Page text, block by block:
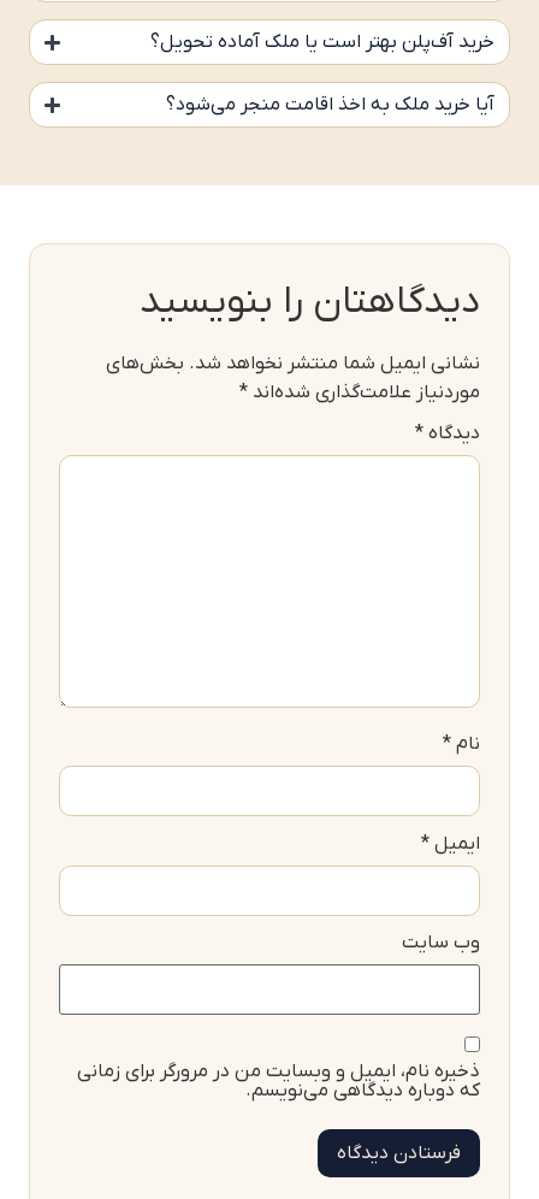
خرید آف‌پلن بهتر است یا ملک آماده تحویل؟
آیا خرید ملک به اخذ اقامت منجر می‌شود؟
دیدگاهتان را بنویسید
نشانی ایمیل شما منتشر نخواهد شد. بخش‌های
موردنیاز علامت‌گذاری شده‌اند*
دیدگاه*
نام*
ایمیل*
وب‌ سایت
ذخیره نام، ایمیل و وبسایت من در مرورگر برای زمانی
که دوباره دیدگاهی می‌نویسم.